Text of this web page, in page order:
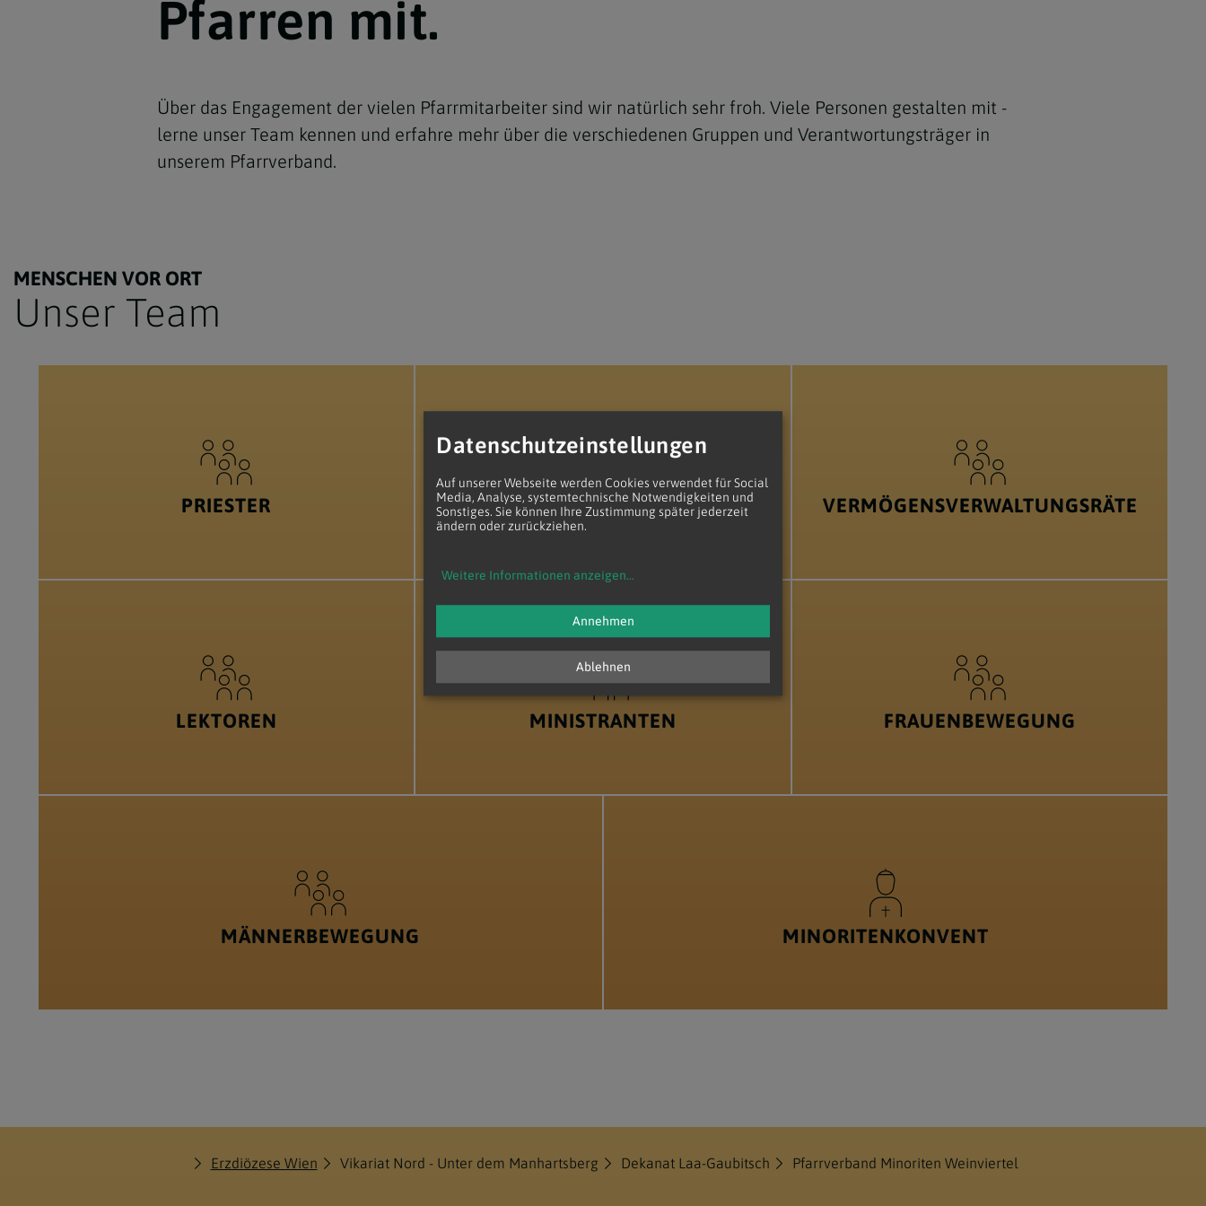
Pfarren mit.
Über das Engagement der vielen Pfarrmitarbeiter sind wir natürlich sehr froh. Viele Personen gestalten mit -
lerne unser Team kennen und erfahre mehr über die verschiedenen Gruppen und Verantwortungsträger in
unserem Pfarrverband.
MENSCHEN VOR ORT
Unser Team
PRIESTER PFARRGEMEINDERÄTE VERMÖGENSVERWALTUNGSRÄTE
LEKTOREN MINISTRANTEN FRAUENBEWEGUNG
MÄNNERBEWEGUNG MINORITENKONVENT
Erzdiözese Wien Vikariat Nord - Unter dem Manhartsberg Dekanat Laa-Gaubitsch Pfarrverband Minoriten Weinviertel
Datenschutzeinstellungen
Auf unserer Webseite werden Cookies verwendet für Social
Media, Analyse, systemtechnische Notwendigkeiten und
Sonstiges. Sie können Ihre Zustimmung später jederzeit
ändern oder zurückziehen.
Weitere Informationen anzeigen...
Ablehnen
Annehmen